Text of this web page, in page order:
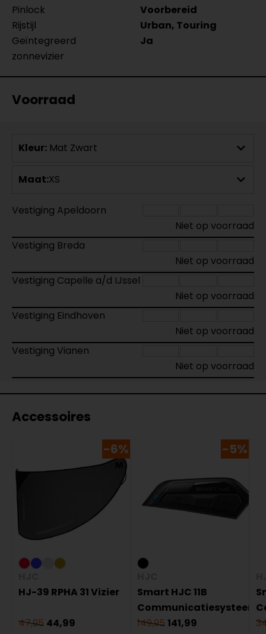
Pinlock
Voorbereid
Rijstijl
Urban, Touring
Geïntegreerd
zonnevizier
Ja
Voorraad
Kleur: Mat Zwart
Maat:XS
Vestiging Apeldoorn
Niet op voorraad
Vestiging Breda
Niet op voorraad
Vestiging Capelle a/d IJssel
Niet op voorraad
Vestiging Eindhoven
Niet op voorraad
Vestiging Vianen
Niet op voorraad
Accessoires
-6%
HJ-39 RPHA 31 Vizier
47,95 44,99
-5%
Smart HJC 11B
Communicatiesysteem
149,95 141,99